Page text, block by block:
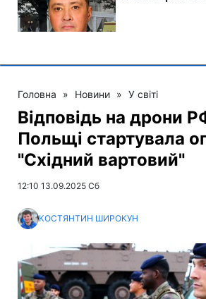
Головна » Новини » У світі
Відповідь на дрони
Польщі стартувала
"Східний вартовий"
12:10 13.09.2025 Сб
КОСТЯНТИН ШИРОКУН